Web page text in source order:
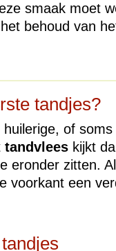
smaak moet
behoud van
tandjes?
of
tandvleeskijkt
eronder zitten.
voorkant een